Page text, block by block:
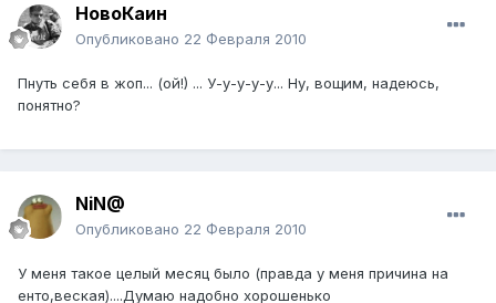
НовоКаин
Опубликовано 22 Февраля 2010
Пнуть себя в жоп... (ой!) ... У-у-у-у-у... Ну, вощим, надеюсь,
понятно?
NiN@
Опубликовано 22 Февраля 2010
У меня такое целый месяц было (правда у меня причина на
енто,веская)....Думаю надобно хорошенько